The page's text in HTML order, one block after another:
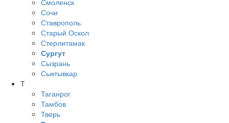
Смоленск
Сочи
Ставрополь
Старый Оскол
Стерлитамак
Сургут
Сызрань
Сыктывкар
Т
Таганрог
Тамбов
Тверь